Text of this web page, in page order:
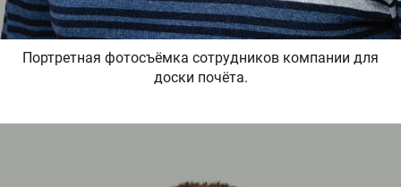
Портретная фотосъёмка сотрудников компании для
доски почёта.